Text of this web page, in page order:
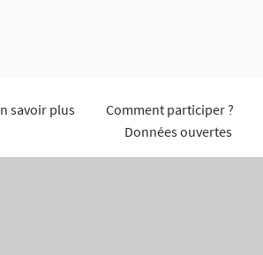
savoir plus Comment participer ?
Données ouvertes